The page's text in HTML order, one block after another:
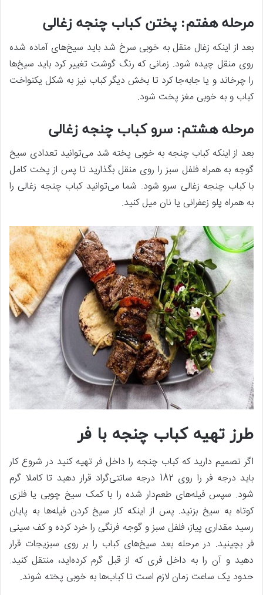
مرحله هفتم: پختن کباب چنجه زغالی
بعد از اینکه زغال منقل به خوبی سرخ شد باید سیخ‌های آماده شده
روی منقل چیده شود. زمانی که رنگ گوشت تغییر کرد باید سیخ‌ها
را چرخاند و یا جابه‌جا کرد تا بخش دیگر کباب نیز به شکل یکنواخت
کباب و به خوبی مغز پخت شود.
مرحله هشتم: سرو کباب چنجه زغالی
بعد از اینکه کباب چنجه به خوبی پخته شد می‌توانید تعدادی سیخ
گوجه به همراه فلفل سبز را روی منقل بگذارید تا پس از پخت کامل
با کباب چنجه زغالی سرو شود. شما می‌توانید کباب چنجه زغالی را
به همراه پلو زعفرانی یا نان میل کنید.
طرز تهیه کباب چنجه با فر
اگر تصمیم دارید که کباب چنجه را داخل فر تهیه کنید در شروع کار
باید درجه فر را روی 182 درجه سانتی‌گراد قرار دهید تا کاملا گرم
شود. سپس فیله‌های طعم‌دار شده را با کمک سیخ چوبی یا فلزی
کوتاه به سیخ بزنید. پس از اینکه کار سیخ کردن فیله‌ها به پایان
رسید مقداری پیاز، فلفل سبز و گوجه فرنگی را خرد کرده و کف سینی
فر بچینید. در مرحله بعد سیخ‌های کباب را بر روی سبزیجات قرار
دهید و آن را به داخل فری که از قبل گرم کرده‌اید، منتقل کنید.
حدود یک ساعت زمان لازم است تا کباب‌ها به خوبی پخته شوند.